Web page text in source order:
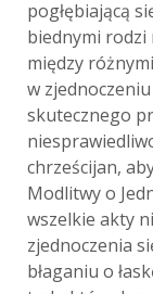
pogłębiającą
biednymi
między
w
skutecznego
chrześcijan,
Modlitwy o
wszelkie akty
zjednoczenia
błaganiu o